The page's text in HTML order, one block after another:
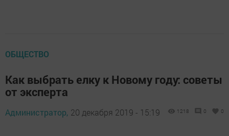
ОБЩЕСТВО
Как выбрать елку к Новому году: советы
от эксперта
Администратор, 20 декабря 2019 - 15:19 1218 0 0